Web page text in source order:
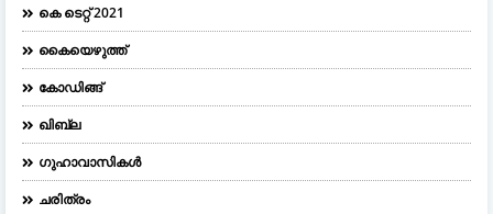
കെ ടെറ്റ് 2021
കൈയെഴുത്ത്
കോഡിങ്ങ്
ഖിബ്‌ല
ഗുഹാവാസികൾ
ചരിത്രം